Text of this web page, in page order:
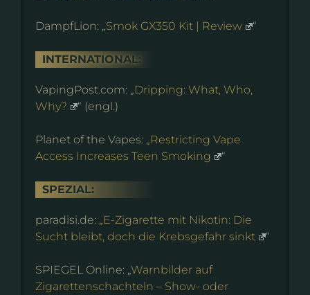
DampfLion: „ Smok GX350 Kit | Review “
INTERNATIONAL:
VapingPost.com: „ Dripping: What, Who,
Why?
“ (engl.)
Planet of the Vapes: „ Restricting Vape
Access Increases Teen Smoking
“
SPEZIAL:
paradisi.de: „ E-Zigarette mit Nikotin: Die
Sucht bleibt, doch die Krebsgefahr sinkt
“
SPIEGEL Online: „ Warnbilder auf
Zigarettenschachteln – Show- oder